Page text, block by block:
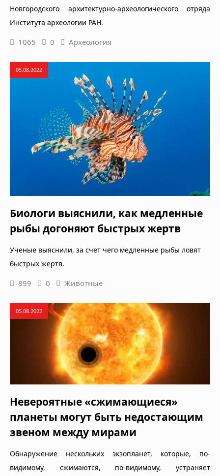
Новгородского архитектурно-археологического отряда
Института археологии РАН.
1065 0 Археология
05.08.2022
Биологи выяснили, как медленные
рыбы догоняют быстрых жертв
Ученые выяснили, за счет чего медленные рыбы ловят
быстрых жертв.
899 0 Животные
05.08.2022
Невероятные «сжимающиеся»
планеты могут быть недостающим
звеном между мирами
Обнаружение нескольких экзопланет, которые, по-
видимому, сжимаются, по-видимому, устраняет